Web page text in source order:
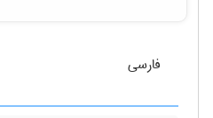
فارسی